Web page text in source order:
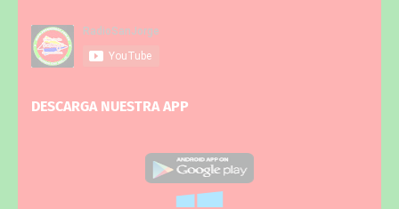
DESCARGA NUESTRA APP